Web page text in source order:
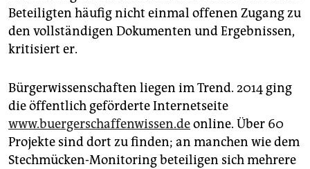
Beteiligten häufig nicht einmal offenen Zugang zu
den vollständigen Dokumenten und Ergebnissen,
kritisiert er.
Bürgerwissenschaften liegen im Trend. 2014 ging
die öffentlich geförderte Internetseite
www.buergerschaffenwissen.deonline. Über 60
Projekte sind dort zu finden; an manchen wie dem
Stechmücken-Monitoring beteiligen sich mehrere